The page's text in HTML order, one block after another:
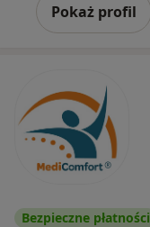
Pokaż profil
Bezpieczne płatności